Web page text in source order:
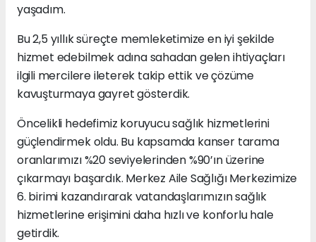
yaşadım.
Bu 2,5 yıllık süreçte memleketimize en iyi şekilde
hizmet edebilmek adına sahadan gelen ihtiyaçları
ilgili mercilere ileterek takip ettik ve çözüme
kavuşturmaya gayret gösterdik.
Öncelikli hedefimiz koruyucu sağlık hizmetlerini
güçlendirmek oldu. Bu kapsamda kanser tarama
oranlarımızı %20 seviyelerinden %90’ın üzerine
çıkarmayı başardık. Merkez Aile Sağlığı Merkezimize
6. birimi kazandırarak vatandaşlarımızın sağlık
hizmetlerine erişimini daha hızlı ve konforlu hale
getirdik.